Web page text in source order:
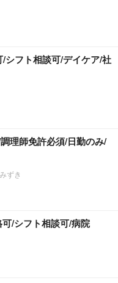
/シフト相談可/デイケア/社
理師免許必須/日勤のみ/
ずき
可/シフト相談可/病院